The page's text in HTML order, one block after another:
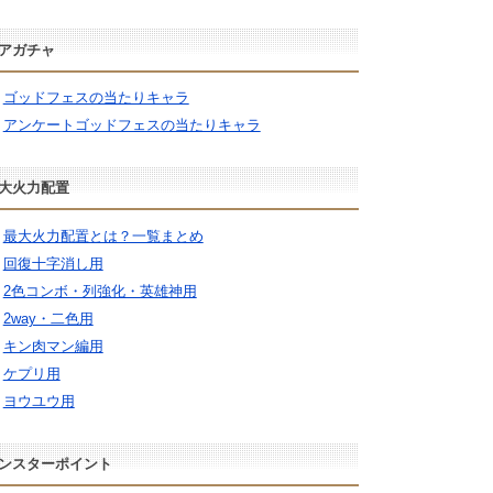
ガチャ
ゴッドフェスの当たりキャラ
アンケートゴッドフェスの当たりキャラ
火力配置
最大火力配置とは？一覧まとめ
回復十字消し用
2色コンボ・列強化・英雄神用
2way・二色用
キン肉マン編用
ケプリ用
ヨウユウ用
スターポイント